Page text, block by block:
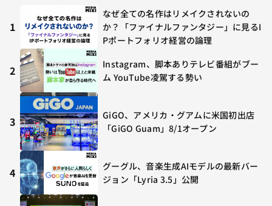
1
なぜ全ての名作はリメイクされないの
か？「ファイナルファンタジー」に見るI
Pポートフォリオ経営の論理
2
Instagram、脚本ありテレビ番組がブー
ム YouTube凌駕する勢い
3
GiGO、アメリカ・グアムに米国初出店
「GiGO Guam」8/1オープン
4
グーグル、音楽生成AIモデルの最新バー
ジョン「Lyria 3.5」公開